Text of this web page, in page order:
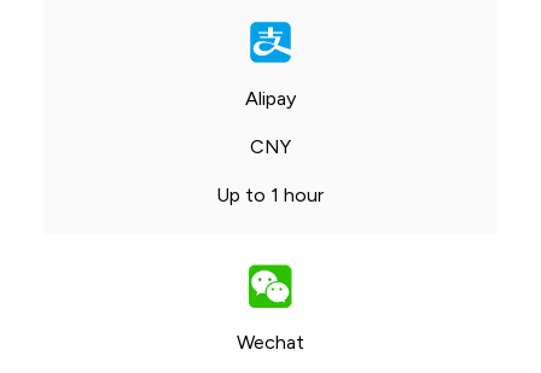
Alipay
CNY
Up to 1 hour
Wechat